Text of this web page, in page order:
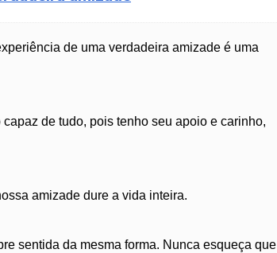
de uma verdadeira amizade é uma
de tudo, pois tenho seu apoio e carinho,
amizade dure a vida inteira.
sentida da mesma forma. Nunca esqueça que